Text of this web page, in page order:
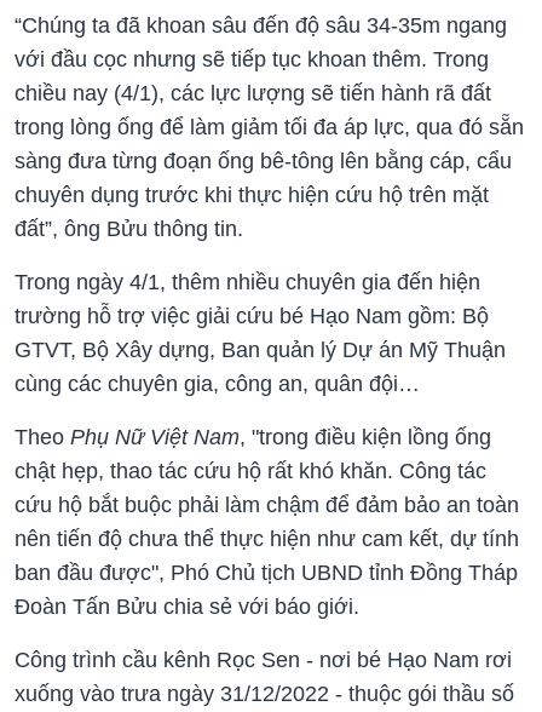
“Chúng ta đã khoan sâu đến độ sâu 34-35m ngang
với đầu cọc nhưng sẽ tiếp tục khoan thêm. Trong
chiều nay (4/1), các lực lượng sẽ tiến hành rã đất
trong lòng ống để làm giảm tối đa áp lực, qua đó sẵn
sàng đưa từng đoạn ống bê-tông lên bằng cáp, cẩu
chuyên dụng trước khi thực hiện cứu hộ trên mặt
đất”, ông Bửu thông tin.
Trong ngày 4/1, thêm nhiều chuyên gia đến hiện
trường hỗ trợ việc giải cứu bé Hạo Nam gồm: Bộ
GTVT, Bộ Xây dựng, Ban quản lý Dự án Mỹ Thuận
cùng các chuyên gia, công an, quân đội…
Theo Phụ Nữ Việt Nam, "trong điều kiện lồng ống
chật hẹp, thao tác cứu hộ rất khó khăn. Công tác
cứu hộ bắt buộc phải làm chậm để đảm bảo an toàn
nên tiến độ chưa thể thực hiện như cam kết, dự tính
ban đầu được", Phó Chủ tịch UBND tỉnh Đồng Tháp
Đoàn Tấn Bửu chia sẻ với báo giới.
Công trình cầu kênh Rọc Sen - nơi bé Hạo Nam rơi
xuống vào trưa ngày 31/12/2022 - thuộc gói thầu số